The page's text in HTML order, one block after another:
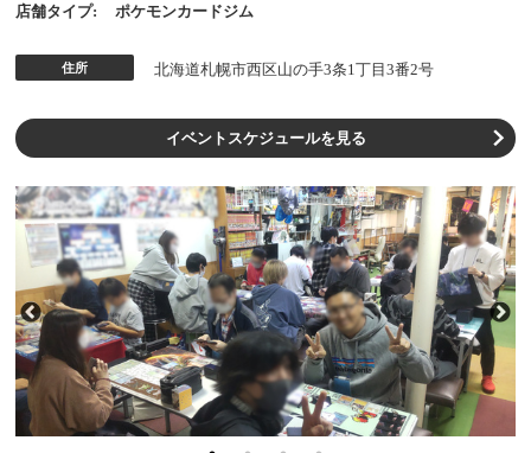
店舗タイプ: ポケモンカードジム
住所 北海道札幌市西区山の手3条1丁目3番2号
イベントスケジュールを見る